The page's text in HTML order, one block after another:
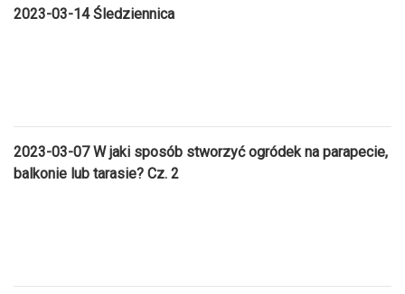
2023-03-14 Śledziennica
2023-03-07 W jaki sposób stworzyć ogródek na parapecie,
balkonie lub tarasie? Cz. 2